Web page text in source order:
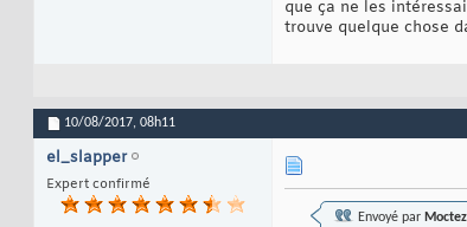
que ça ne les
trouve quelque chose
10/08/2017, 08h11
el_slapper
Expert confirmé
Envoyé par Moctez